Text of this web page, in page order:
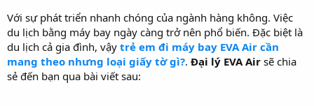
Với sự phát triển nhanh chóng của ngành hàng không. Việc
du lịch bằng máy bay ngày càng trở nên phổ biến. Đặc biệt là
du lịch cả gia đình, vậy trẻ em đi máy bay EVA Air cần
mang theo nhưng loại giấy tờ gì?. Đại lý EVA Air sẽ chia
sẻ đến bạn qua bài viết sau: